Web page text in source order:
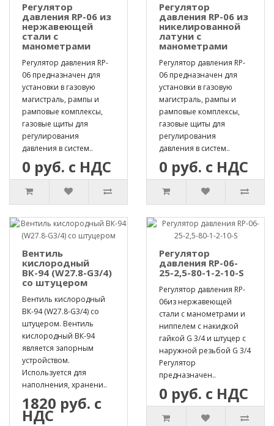
Регулятор
давления RP-06 из
нержавеющей
стали с
манометрами
Регулятор давления RP-
06 предназначен для
установки в газовую
магистраль, рампы и
рамповые комплексы,
газовые щиты для
регулирования
давления в систем..
0 руб. с НДС
Регулятор
давления RP-06 из
никелированной
латуни с
манометрами
Регулятор давления RP-
06 предназначен для
установки в газовую
магистраль, рампы и
рамповые комплексы,
газовые щиты для
регулирования
давления в систем..
0 руб. с НДС
Вентиль
кислородный
ВК-94 (W27.8-G3/4)
со штуцером
Вентиль кислородный
ВК-94 (W27.8-G3/4) со
штуцером. Вентиль
кислородный ВК-94
является запорным
устройством.
Используется для
наполнения, хранени..
1820 руб. с
НДС
Регулятор
давления RP-06-
25-2,5-80-1-2-10-S
Регулятор давления RP-
06из нержавеющей
стали с манометрами и
ниппелем с накидкой
гайкой G 3/4 и штуцер с
наружной резьбой G 3/4
Регулятор
предназначен..
0 руб. с НДС